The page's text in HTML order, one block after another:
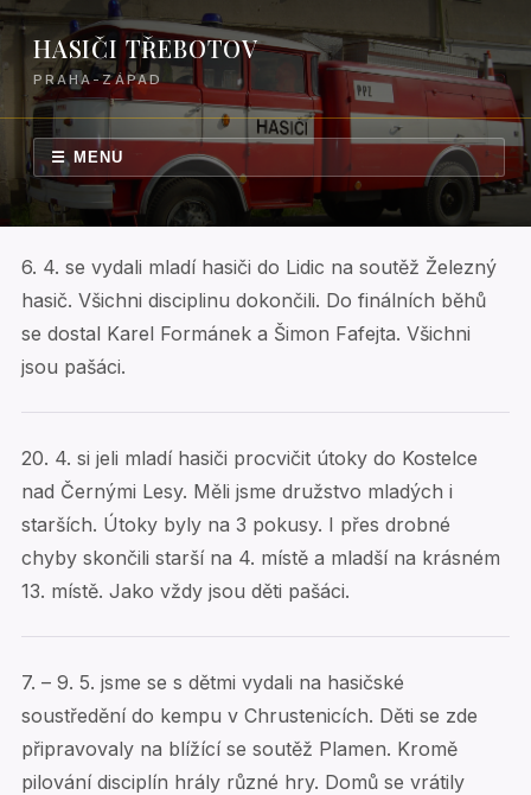
HASIČI TŘEBOTOV
PRAHA-ZÁPAD
☰ MENU
6. 4. se vydali mladí hasiči do Lidic na soutěž Železný
hasič. Všichni disciplinu dokončili. Do finálních běhů
se dostal Karel Formánek a Šimon Fafejta. Všichni
jsou pašáci.
20. 4. si jeli mladí hasiči procvičit útoky do Kostelce
nad Černými Lesy. Měli jsme družstvo mladých i
starších. Útoky byly na 3 pokusy. I přes drobné
chyby skončili starší na 4. místě a mladší na krásném
13. místě. Jako vždy jsou děti pašáci.
7. – 9. 5. jsme se s dětmi vydali na hasičské
soustředění do kempu v Chrustenicích. Děti se zde
připravovaly na blížící se soutěž Plamen. Kromě
pilování disciplín hrály různé hry. Domů se vrátily